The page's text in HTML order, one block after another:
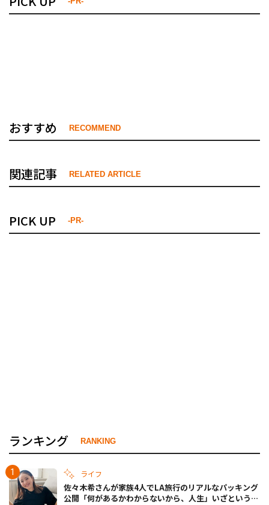
おすすめ RECOMMEND
関連記事 RELATED ARTICLE
PICK UP -PR-
ランキング RANKING
ライフ
佐々木希さんが家族4人でLA旅行のリアルなパッキング
公開「何があるかわからないから、人生」いざというと